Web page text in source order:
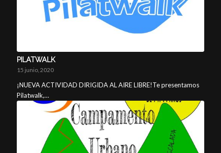
PILATWALK
15 junio, 2020
¡NUEVA ACTIVIDAD DIRIGIDA AL AIRE LIBRE!Te presentamos
Pilatwalk,…